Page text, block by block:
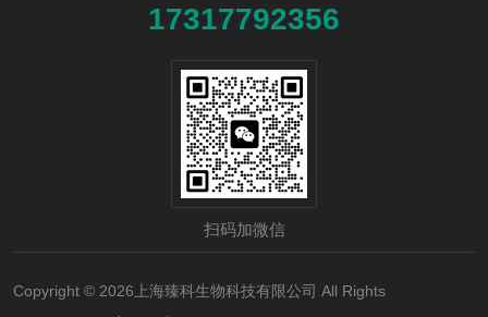
17317792356
扫码加微信
Copyright © 2026上海臻科生物科技有限公司 All Rights